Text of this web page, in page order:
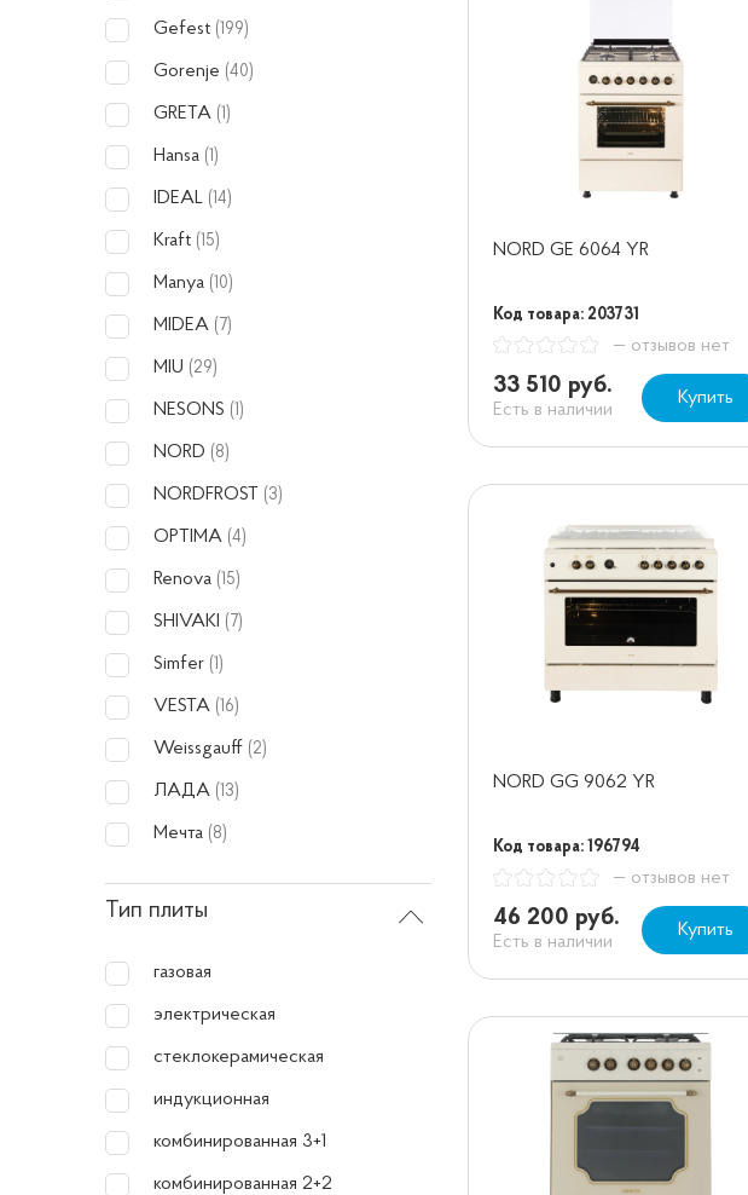
Gefest (199)
Gorenje (40)
GRETA (1)
Hansa (1)
IDEAL (14)
Kraft (15)
Manya (10)
MIDEA (7)
MIU (29)
NESONS (1)
NORD (8)
NORDFROST (3)
OPTIMA (4)
Renova (15)
SHIVAKI (7)
Simfer (1)
VESTA (16)
Weissgauff (2)
ЛАДА (13)
Мечта (8)
Тип плиты
газовая
электрическая
стеклокерамическая
индукционная
комбинированная 3+1
комбинированная 2+2
NORD GE 6064 YR
Код товара: 203731
— отзывов нет
33 510 руб.
Есть в наличии
Купить
NORD GG 9062 YR
Код товара: 196794
— отзывов нет
46 200 руб.
Есть в наличии
Купить